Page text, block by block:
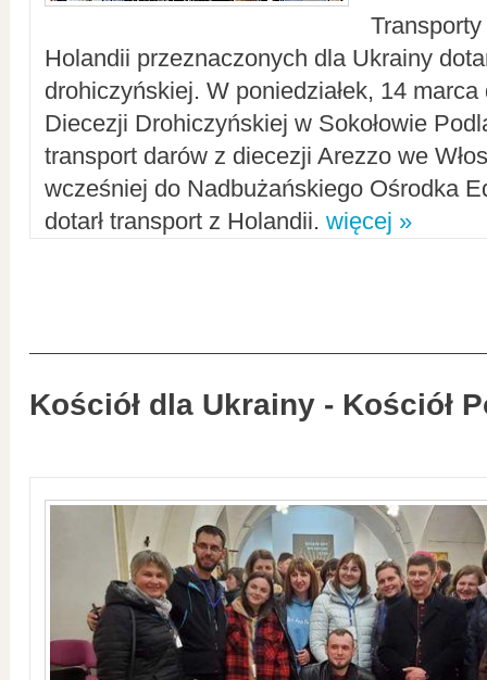
Holandii przeznaczonych dla Ukrainy
drohiczyńskiej. W poniedziałek, 14
Diecezji Drohiczyńskiej w Sokołowie
transport darów z diecezji Arezzo we
wcześniej do Nadbużańskiego Ośrodka
dotarł transport z Holandii. więcej »
Kościół dla Ukrainy - Kościół